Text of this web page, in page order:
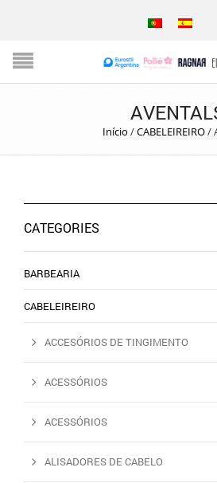
Início /CABELEIREIRO/
CATEGORIES
BARBEARIA
CABELEIREIRO
ACCESÓRIOS DE TINGIMENTO
ACESSÓRIOS
ACESSÓRIOS
ALISADORES DE CABELO